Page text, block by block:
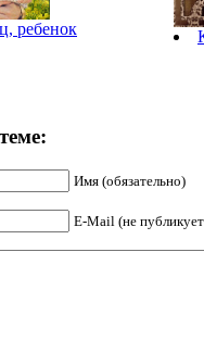
ребенок
Имя (обязательно)
E-Mail (не